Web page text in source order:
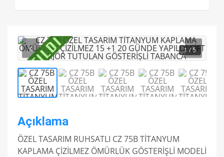
1 / 5
Açıklama
ÖZEL TASARIM RUHSATLI CZ 75B TİTANYUM
KAPLAMA ÇİZİLMEZ ÖMÜRLÜK GÖSTERİŞLİ MODELİ